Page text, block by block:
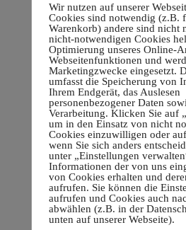
Wir nutzen auf unserer
Cookies sind notwendig (z.B.
Warenkorb) andere sind nicht
nicht-notwendigen Cookies
Optimierung unseres Online-
Webseitenfunktionen und
Marketingzwecke eingesetzt.
umfasst die Speicherung von
Ihrem Endgerät, das Auslesen
personenbezogener Daten
Verarbeitung. Klicken Sie auf
um in den Einsatz von nicht
Cookies einzuwilligen oder
wenn Sie sich anders
unter „Einstellungen
Informationen der von uns
von Cookies erhalten und
aufrufen. Sie können die
aufrufen und Cookies auch
abwählen (z.B. in der
unten auf unserer Webseite).